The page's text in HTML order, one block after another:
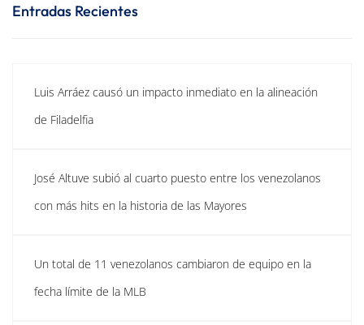
Entradas Recientes
Luis Arráez causó un impacto inmediato en la alineación
de Filadelfia
José Altuve subió al cuarto puesto entre los venezolanos
con más hits en la historia de las Mayores
Un total de 11 venezolanos cambiaron de equipo en la
fecha límite de la MLB